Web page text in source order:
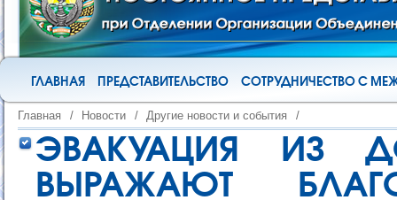
ГЛАВНАЯ ПРЕДСТАВИТЕЛЬСТВО СОТРУДНИЧЕСТВО С
Главная / Новости / Другие новости и события /
ЭВАКУАЦИЯ ИЗ
ВЫРАЖАЮТ